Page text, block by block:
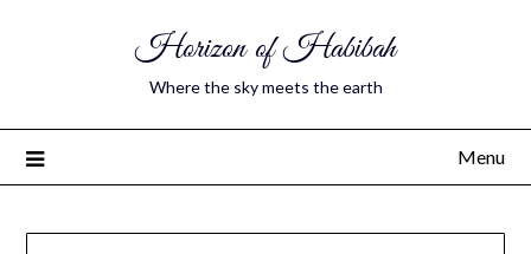
Horizon of Habibah
Where the sky meets the earth
Menu